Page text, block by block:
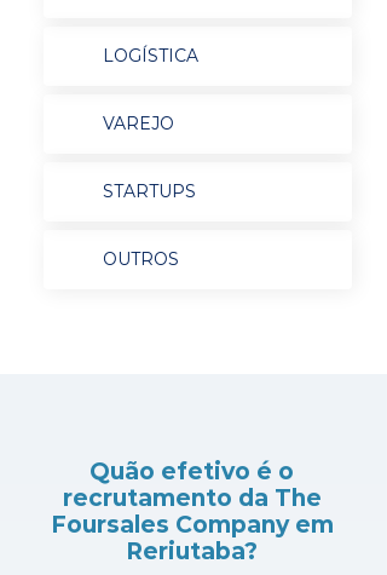
LOGÍSTICA
VAREJO
STARTUPS
OUTROS
Quão efetivo é o
recrutamento da The
Foursales Company em
Reriutaba?